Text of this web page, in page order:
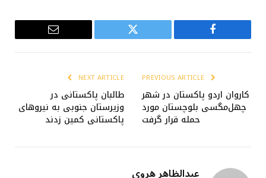
Facebook
Twitter
Email
کاروان اردو پاکستان در شهر
چهل‌مگسی بلوچستان مورد
حمله قرار گرفت
NEXT ARTICLE
طالبان پاکستانی در
وزیرستان جنوبی به نیروهای
پاکستانی کمین زدند
عبدالظاهر هروی